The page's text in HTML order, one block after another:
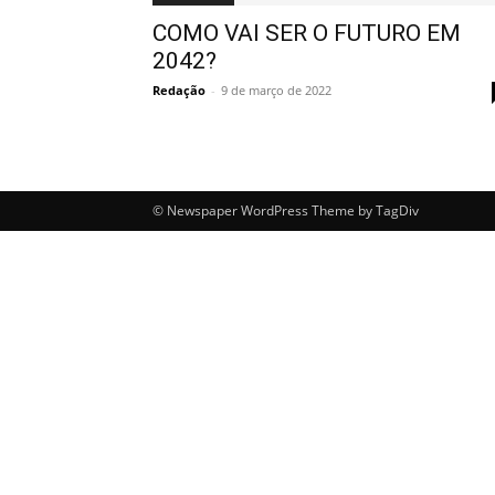
COMO VAI SER O FUTURO EM
2042?
Redação - 9 de março de 2022
© Newspaper WordPress Theme by TagDiv